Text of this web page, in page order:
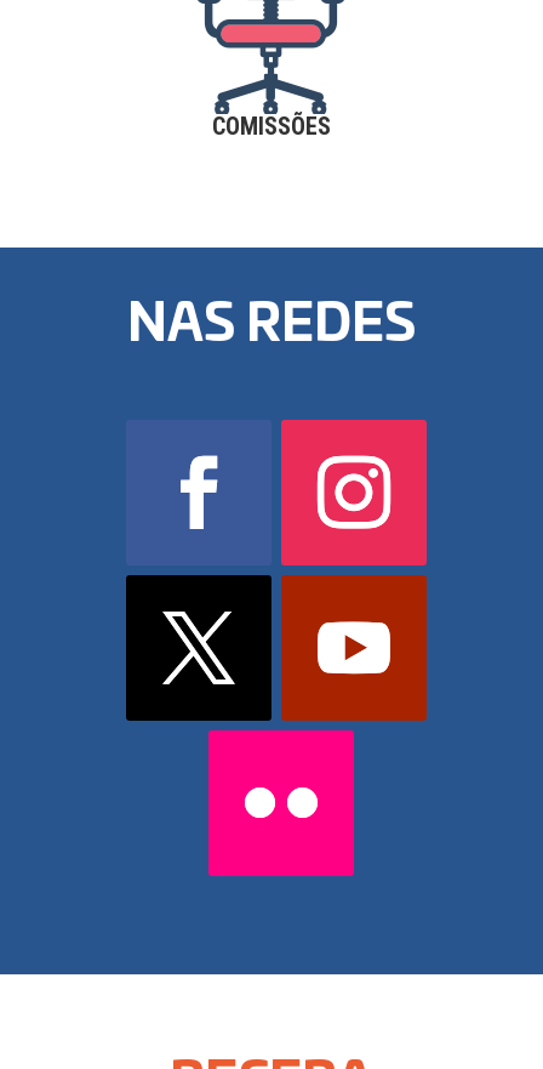
COMISSÕES
NAS REDES